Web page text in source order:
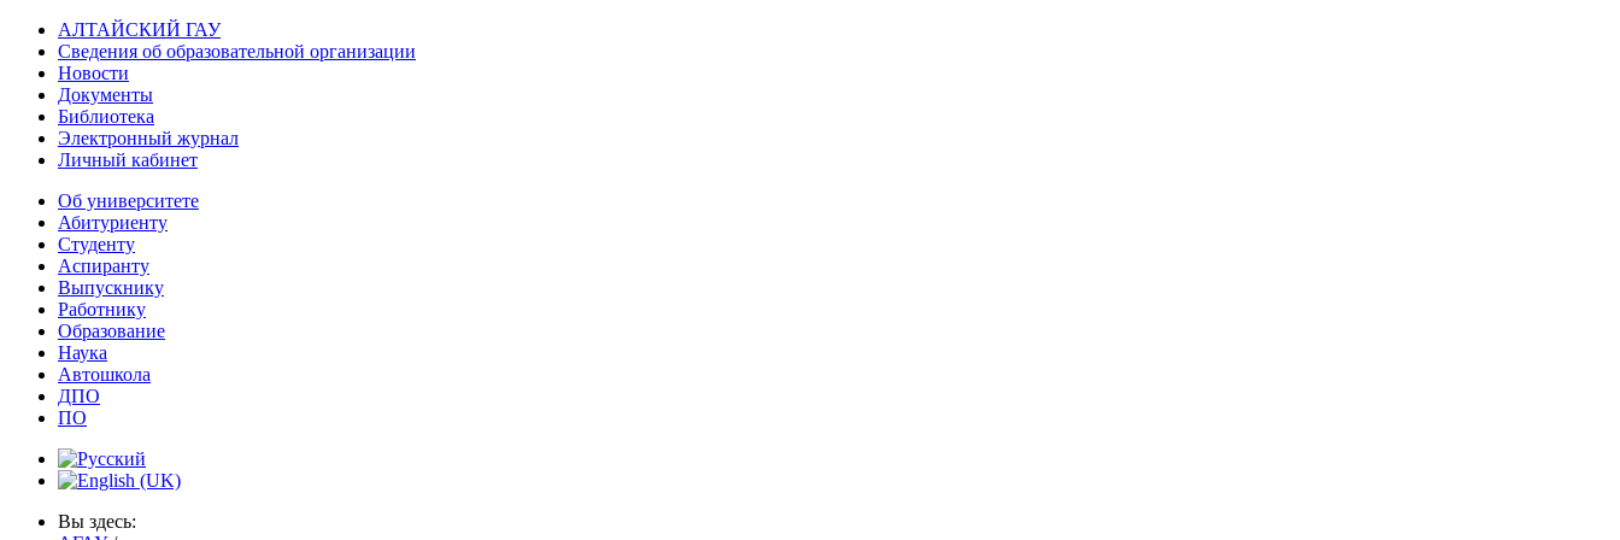
АЛТАЙСКИЙ ГАУ
Сведения об образовательной организации
Новости
Документы
Библиотека
Электронный журнал
Личный кабинет
Об университете
Абитуриенту
Студенту
Аспиранту
Выпускнику
Работнику
Образование
Наука
Автошкола
ДПО
ПО
Вы здесь: